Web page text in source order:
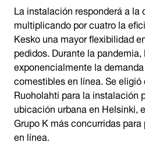
La instalación responderá a
multiplicando por cuatro la
Kesko una mayor flexibilidad
pedidos. Durante la
exponencialmente la
comestibles en línea. Se
Ruoholahti para la instalación
ubicación urbana en Helsinki,
Grupo K más concurridas
en línea.